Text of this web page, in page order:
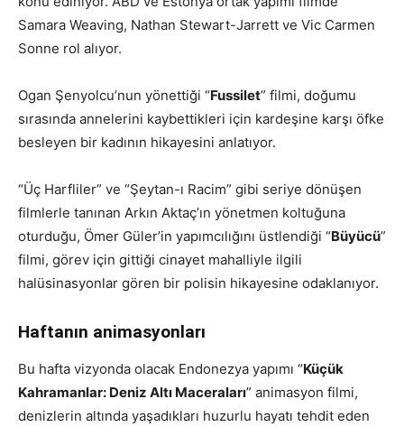
Samara Weaving, Nathan Stewart-Jarrett ve Vic Carmen
Sonne rol alıyor.
Ogan Şenyolcu’nun yönettiği “Fussilet” filmi, doğumu
sırasında annelerini kaybettikleri için kardeşine karşı öfke
besleyen bir kadının hikayesini anlatıyor.
“Üç Harfliler” ve “Şeytan-ı Racim” gibi seriye dönüşen
filmlerle tanınan Arkın Aktaç’ın yönetmen koltuğuna
oturduğu, Ömer Güler’in yapımcılığını üstlendiği “Büyücü”
filmi, görev için gittiği cinayet mahalliyle ilgili
halüsinasyonlar gören bir polisin hikayesine odaklanıyor.
Haftanın animasyonları
Bu hafta vizyonda olacak Endonezya yapımı “Küçük
Kahramanlar: Deniz Altı Maceraları” animasyon filmi,
denizlerin altında yaşadıkları huzurlu hayatı tehdit eden